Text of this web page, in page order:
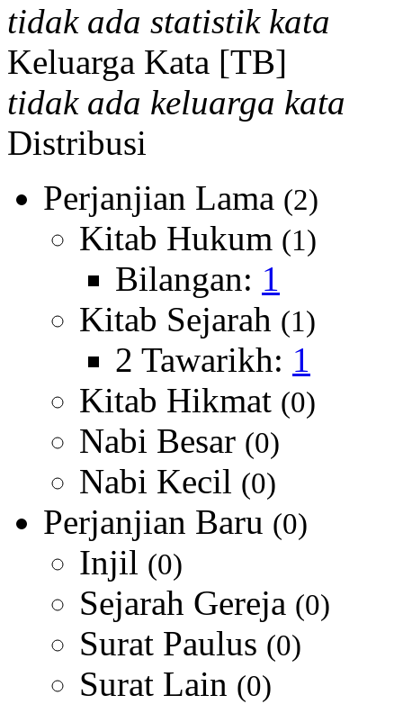
tidak ada statistik kata
Keluarga Kata [TB]
tidak ada keluarga kata
Distribusi
Perjanjian Lama (2)
Kitab Hukum (1)
Bilangan: 1
Kitab Sejarah (1)
2 Tawarikh: 1
Kitab Hikmat (0)
Nabi Besar (0)
Nabi Kecil (0)
Perjanjian Baru (0)
Injil (0)
Sejarah Gereja (0)
Surat Paulus (0)
Surat Lain (0)